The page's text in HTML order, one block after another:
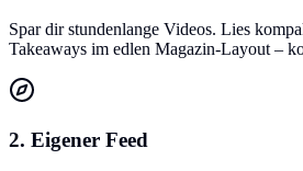
Spar dir stundenlange Videos. Lies
Takeaways im edlen Magazin-Layout –
2. Eigener Feed